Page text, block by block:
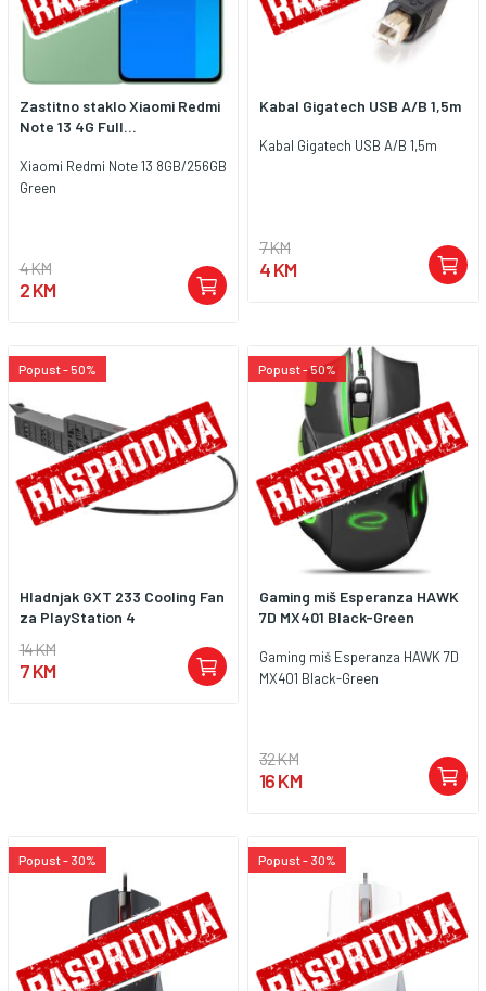
Zastitno staklo Xiaomi Redmi
Note 13 4G Full...
Xiaomi Redmi Note 13 8GB/256GB
Green
4 KM
2 KM
Kabal Gigatech USB A/B 1,5m
Kabal Gigatech USB A/B 1,5m
7 KM
4 KM
Popust - 50%
Hladnjak GXT 233 Cooling Fan
za PlayStation 4
14 KM
7 KM
Popust - 50%
Gaming miš Esperanza HAWK
7D MX401 Black-Green
Gaming miš Esperanza HAWK 7D
MX401 Black-Green
32 KM
16 KM
Popust - 30% Popust - 30%